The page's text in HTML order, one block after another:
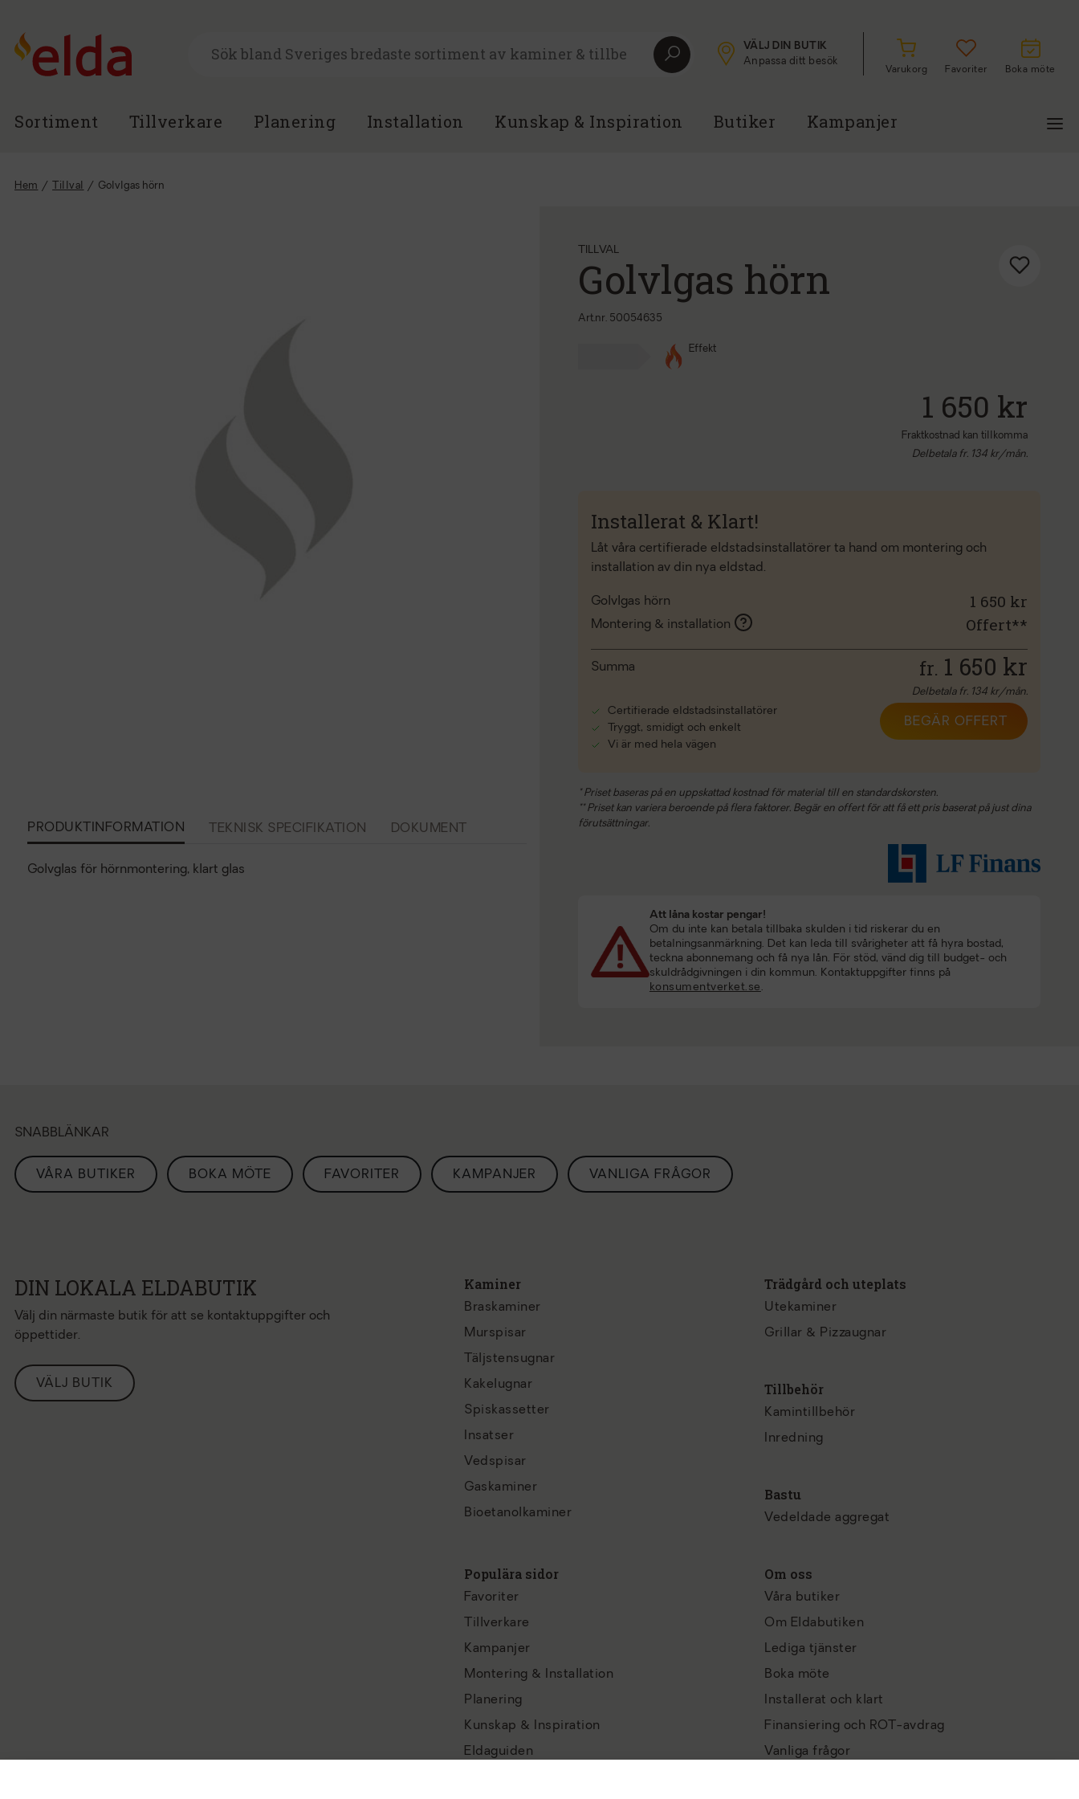
VÄLJ DIN BUTIK
Anpassa ditt besök
Varukorg Favoriter Boka möte
Sortiment Tillverkare Planering Installation Kunskap & Inspiration Butiker Kampanjer
Hem / Tillval / Golvlgas hörn
PRODUKTINFORMATION TEKNISK SPECIFIKATION DOKUMENT
Golvglas för hörnmontering, klart glas
TILLVAL
Golvlgas hörn
Art.nr. 50054635
Effekt
1 650 kr
Fraktkostnad kan tillkomma
Delbetala fr. 134 kr/mån.
Installerat & Klart!
Låt våra certifierade eldstadsinstallatörer ta hand om montering och
installation av din nya eldstad.
Golvlgas hörn 1 650 kr
Montering & installation Offert**
Summa fr. 1 650 kr
Delbetala fr. 134 kr/mån.
Certifierade eldstadsinstallatörer
Tryggt, smidigt och enkelt
Vi är med hela vägen
BEGÄR OFFERT
* Priset baseras på en uppskattad kostnad för material till en standardskorsten.
** Priset kan variera beroende på flera faktorer. Begär en offert för att få ett pris baserat på just dina
förutsättningar.
Att låna kostar pengar!
Om du inte kan betala tillbaka skulden i tid riskerar du en
betalningsanmärkning. Det kan leda till svårigheter att få hyra bostad,
teckna abonnemang och få nya lån. För stöd, vänd dig till budget- och
skuldrådgivningen i din kommun. Kontaktuppgifter finns på
konsumentverket.se .
SNABBLÄNKAR
VÅRA BUTIKER BOKA MÖTE FAVORITER KAMPANJER VANLIGA FRÅGOR
DIN LOKALA ELDABUTIK
Välj din närmaste butik för att se kontaktuppgifter och
öppettider.
VÄLJ BUTIK
Kaminer
Braskaminer
Murspisar
Täljstensugnar
Kakelugnar
Spiskassetter
Insatser
Vedspisar
Gaskaminer
Bioetanolkaminer
Trädgård och uteplats
Utekaminer
Grillar & Pizzaugnar
Tillbehör
Kamintillbehör
Inredning
Bastu
Vedeldade aggregat
Populära sidor
Favoriter
Tillverkare
Kampanjer
Montering & Installation
Planering
Kunskap & Inspiration
Eldaguiden
Om oss
Våra butiker
Om Eldabutiken
Lediga tjänster
Boka möte
Installerat och klart
Finansiering och ROT-avdrag
Vanliga frågor